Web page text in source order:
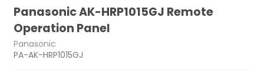
Panasonic AK-HRP1015GJ Remote
Operation Panel
Panasonic
PA-AK-HRP1015GJ